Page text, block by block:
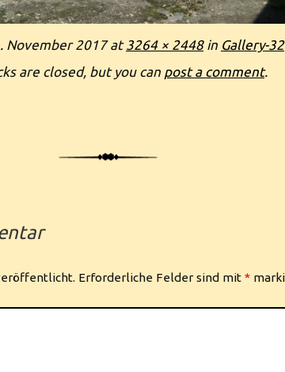
November 2017at 3264 × 2448in Gallery-32.
are closed, but you can post a comment.
Erforderliche Felder sind mit *